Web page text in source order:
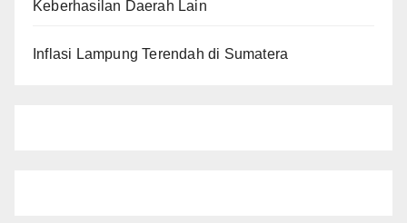
Keberhasilan Daerah Lain
Inflasi Lampung Terendah di Sumatera